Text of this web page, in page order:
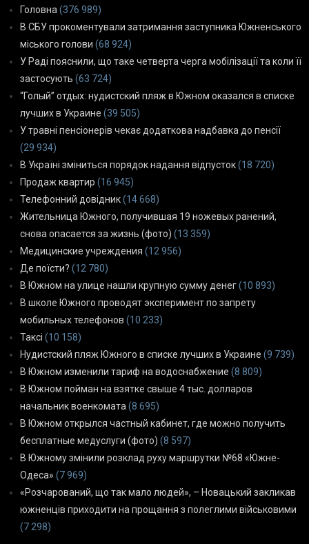
Головна (376 989)
В СБУ прокоментували затримання заступника Южненського
міського голови (68 924)
У Раді пояснили, що таке четверта черга мобілізації та коли її
застосують (63 724)
“Голый” отдых: нудистский пляж в Южном оказался в списке
лучших в Украине (39 505)
У травні пенсіонерів чекає додаткова надбавка до пенсії
(29 934)
В Україні зміниться порядок надання відпусток(18 720)
Продаж квартир (16 945)
Телефонний довідник(14 668)
Жительница Южного, получившая 19 ножевых ранений,
снова опасается за жизнь (фото) (13 359)
Медицинские учреждения (12 956)
Де поїсти? (12 780)
В Южном на улице нашли крупную сумму денег(10 893)
В школе Южного проводят эксперимент по запрету
мобильных телефонов (10 233)
Таксі (10 158)
Нудистский пляж Южного в списке лучших в Украине (9 739)
В Южном изменили тариф на водоснабжение (8 809)
В Южном пойман на взятке свыше 4 тыс. долларов
начальник военкомата (8 695)
В Южном открылся частный кабинет, где можно получить
бесплатные медуслуги (фото) (8 597)
В Южному змінили розклад руху маршрутки №68 «Южне-
Одеса» (7 969)
«Розчарований, що так мало людей», – Новацький закликав
южненців приходити на прощання з полеглими військовими
(7 298)